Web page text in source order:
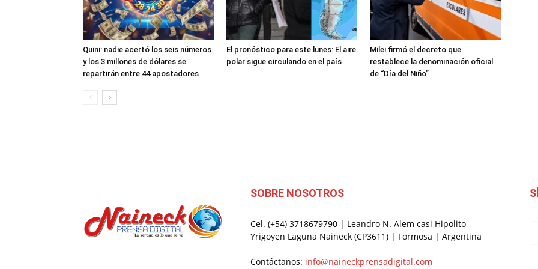
Quini: nadie acertó los seis números
y los 3 millones de dólares se
repartirán entre 44 apostadores
El pronóstico para este lunes: El aire
polar sigue circulando en el país
Milei firmó el decreto que
restablece la denominación oficial
de “Día del Niño”
SOBRE NOSOTROS
Cel. (+54) 3718679790 | Leandro N. Alem casi Hipolito
Yrigoyen Laguna Naineck (CP3611) | Formosa | Argentina
Contáctanos: info@naineckprensadigital.com